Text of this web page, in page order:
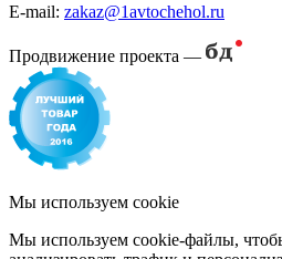
E-mail: zakaz@1avtochehol.ru
Продвижение проекта —
Мы используем cookie
Мы используем cookie-файлы,